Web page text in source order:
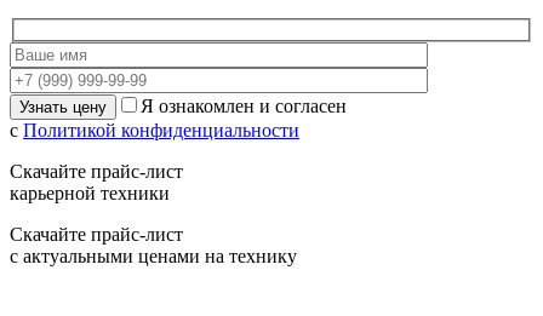
Я ознакомлен и согласен
с Политикой конфиденциальности
Скачайте прайс-лист
карьерной техники
Скачайте прайс-лист
с актуальными ценами на технику